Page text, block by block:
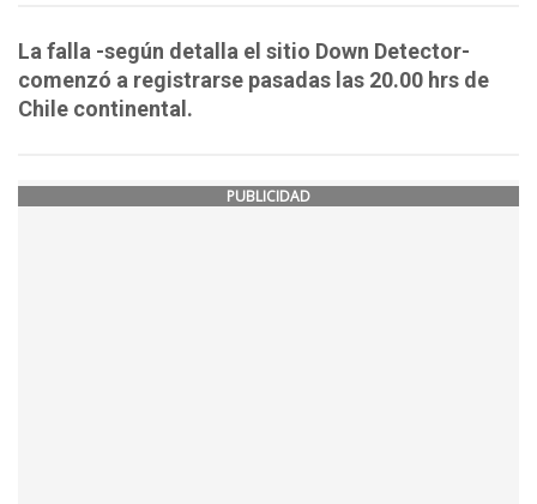
La falla -según detalla el sitio Down Detector-
comenzó a registrarse pasadas las 20.00 hrs de
Chile continental.
PUBLICIDAD